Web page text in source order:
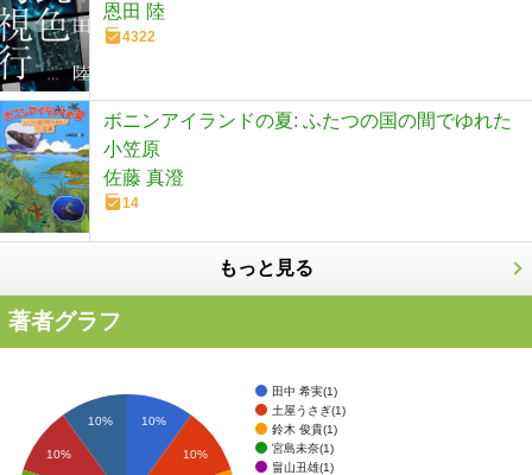
恩田 陸
4322
ボニンアイランドの夏: ふたつの国の間でゆれた
小笠原
佐藤 真澄
14
もっと見る
著者グラフ
田中 希実(1)
土屋うさぎ(1)
鈴木 俊貴(1)
宮島未奈(1)
畠山丑雄(1)
10%
10%
10%
10%